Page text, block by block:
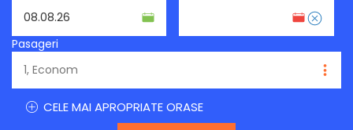
Pasageri
CELE MAI APROPRIATE ORASE